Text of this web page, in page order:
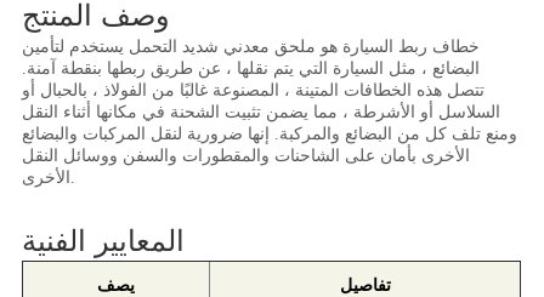
وصف المنتج
خطاف ربط السيارة هو ملحق معدني شديد التحمل يستخدم لتأمين
البضائع ، مثل السيارة التي يتم نقلها ، عن طريق ربطها بنقطة آمنة.
تتصل هذه الخطافات المتينة ، المصنوعة غالبًا من الفولاذ ، بالحبال أو
السلاسل أو الأشرطة ، مما يضمن تثبيت الشحنة في مكانها أثناء النقل
ومنع تلف كل من البضائع والمركبة. إنها ضرورية لنقل المركبات والبضائع
الأخرى بأمان على الشاحنات والمقطورات والسفن ووسائل النقل
الأخرى.
المعايير الفنية
يصف تفاصيل